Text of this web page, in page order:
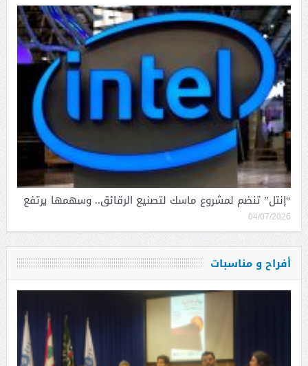
“إنتل” تنضم لمشروع ماسك لتصنيع الرقائق.. وسهمها يرتفع
04/07/2026
أفراح و مناسبات